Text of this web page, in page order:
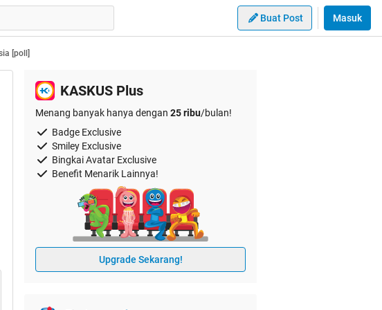
Buat Post Masuk
[poll]
KASKUS Plus
Menang banyak hanya dengan 25 ribu/bulan!
Badge Exclusive
Smiley Exclusive
Bingkai Avatar Exclusive
Benefit Menarik Lainnya!
Upgrade Sekarang!